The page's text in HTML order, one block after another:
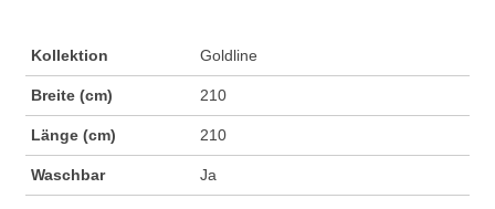
Kollektion Goldline
Breite (cm) 210
Länge (cm) 210
Waschbar Ja